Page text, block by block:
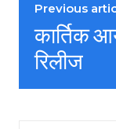
Previous
कार्तिक
रिलीज